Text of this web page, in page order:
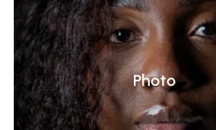
Photo